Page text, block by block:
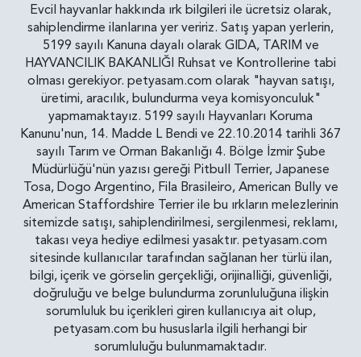
Evcil hayvanlar hakkında ırk bilgileri ile ücretsiz olarak,
sahiplendirme ilanlarına yer veririz. Satış yapan yerlerin,
5199 sayılı Kanuna dayalı olarak GIDA, TARIM ve
HAYVANCILIK BAKANLIĞI Ruhsat ve Kontrollerine tabi
olması gerekiyor. petyasam.com olarak "hayvan satışı,
üretimi, aracılık, bulundurma veya komisyonculuk"
yapmamaktayız. 5199 sayılı Hayvanları Koruma
Kanunu'nun, 14. Madde L Bendi ve 22.10.2014 tarihli 367
sayılı Tarım ve Orman Bakanlığı 4. Bölge İzmir Şube
Müdürlüğü'nün yazısı gereği Pitbull Terrier, Japanese
Tosa, Dogo Argentino, Fila Brasileiro, American Bully ve
American Staffordshire Terrier ile bu ırkların melezlerinin
sitemizde satışı, sahiplendirilmesi, sergilenmesi, reklamı,
takası veya hediye edilmesi yasaktır. petyasam.com
sitesinde kullanıcılar tarafından sağlanan her türlü ilan,
bilgi, içerik ve görselin gerçekliği, orijinalliği, güvenliği,
doğruluğu ve belge bulundurma zorunluluğuna ilişkin
sorumluluk bu içerikleri giren kullanıcıya ait olup,
petyasam.com bu hususlarla ilgili herhangi bir
sorumluluğu bulunmamaktadır.